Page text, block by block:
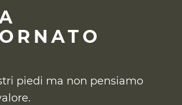
piedi ma non pensiamo